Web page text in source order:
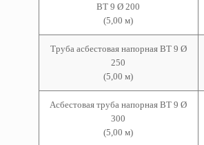
ВТ 9 Ø 200
(5,00 м)
Труба асбестовая напорная ВТ 9 Ø
250
(5,00 м)
Асбестовая труба напорная ВТ 9 Ø
300
(5,00 м)